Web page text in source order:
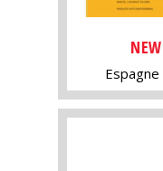
Espagne